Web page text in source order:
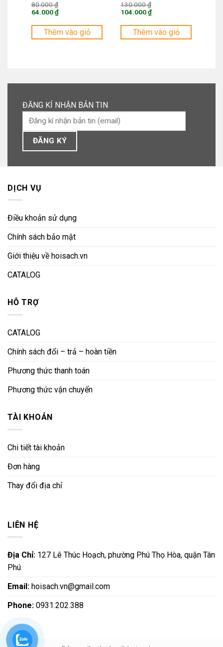
80.000₫
80.000 ₫.
64.000₫
hiện
là:
Thêm vào giỏ
130.000₫
130.000 ₫.
104.000₫
hiện
là:
Thêm vào giỏ
ĐĂNG KÍ NHẬN BẢN TIN
DỊCH VỤ
Điều khoản sử dụng
Chính sách bảo mật
Giới thiệu về hoisach.vn
CATALOG
HỖ TRỢ
CATALOG
Chính sách đổi – trả – hoàn tiền
Phương thức thanh toán
Phương thức vận chuyển
TÀI KHOẢN
Chi tiết tài khoản
Đơn hàng
Thay đổi địa chỉ
LIÊN HỆ
Địa Chỉ: 127 Lê Thúc Hoạch, phường Phú Thọ Hòa, quận Tân
Phú
Email: hoisach.vn@gmail.com
Phone: 0931.202.388